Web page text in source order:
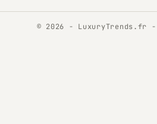
© 2026 - LuxuryTrends.fr -